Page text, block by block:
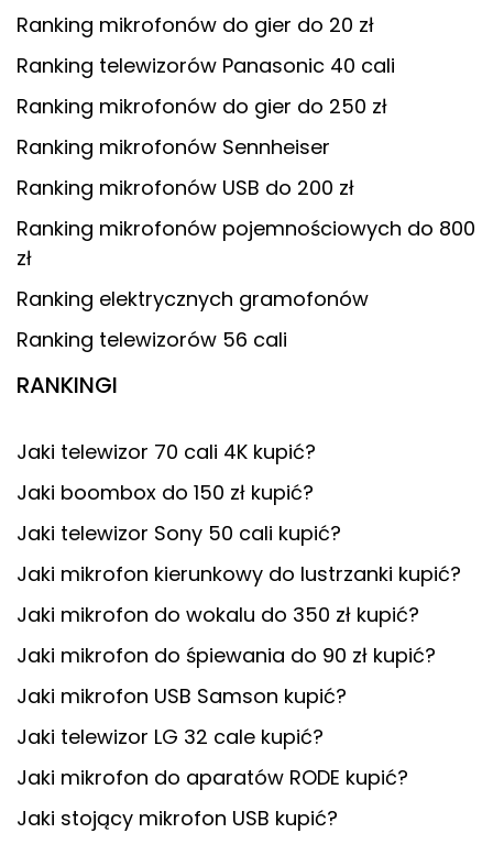
Ranking mikrofonów do gier do 20 zł
Ranking telewizorów Panasonic 40 cali
Ranking mikrofonów do gier do 250 zł
Ranking mikrofonów Sennheiser
Ranking mikrofonów USB do 200 zł
Ranking mikrofonów pojemnościowych do 800
zł
Ranking elektrycznych gramofonów
Ranking telewizorów 56 cali
RANKINGI
Jaki telewizor 70 cali 4K kupić?
Jaki boombox do 150 zł kupić?
Jaki telewizor Sony 50 cali kupić?
Jaki mikrofon kierunkowy do lustrzanki kupić?
Jaki mikrofon do wokalu do 350 zł kupić?
Jaki mikrofon do śpiewania do 90 zł kupić?
Jaki mikrofon USB Samson kupić?
Jaki telewizor LG 32 cale kupić?
Jaki mikrofon do aparatów RODE kupić?
Jaki stojący mikrofon USB kupić?